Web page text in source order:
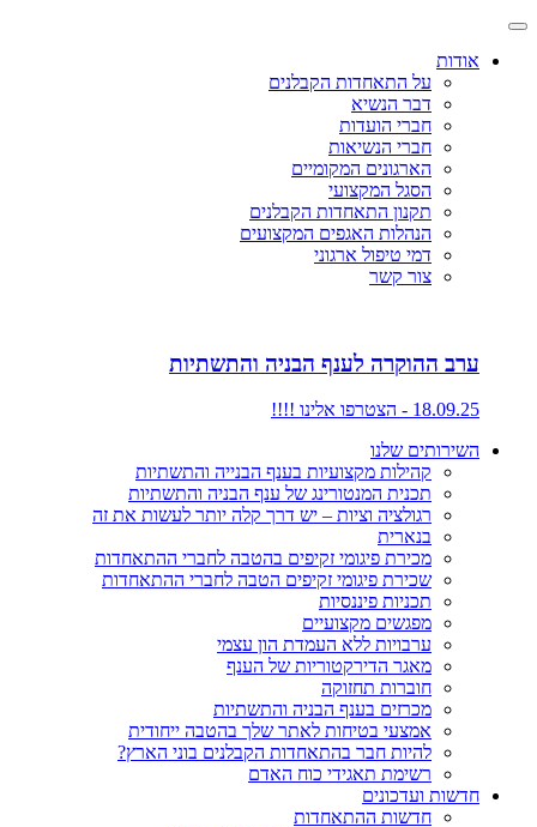
אודות
על התאחדות הקבלנים
דבר הנשיא
חברי הועדות
חברי הנשיאות
הארגונים המקומיים
הסגל המקצועי
תקנון התאחדות הקבלנים
הנהלות האגפים המקצועים
דמי טיפול ארגוני
צור קשר
ערב ההוקרה לענף הבניה והתשתיות
18.09.25 - הצטרפו אלינו !!!!
השירותים שלנו
קהילות מקצועיות בענף הבנייה והתשתיות
תכנית המנטורינג של ענף הבניה והתשתיות
רגולציה וציות – יש דרך קלה יותר לעשות את זה
בנארית
מכירת פיגומי זקיפים בהטבה לחברי ההתאחדות
שכירת פיגומי זקיפים הטבה לחברי ההתאחדות
תכניות פיננסיות
מפגשים מקצועיים
ערבויות ללא העמדת הון עצמי
מאגר הדירקטוריות של הענף
חוברות תחזוקה
מכרזים בענף הבניה והתשתיות
אמצעי בטיחות לאתר שלך בהטבה ייחודית
להיות חבר בהתאחדות הקבלנים בוני הארץ?
רשימת תאגידי כוח האדם
חדשות ועדכונים
חדשות ההתאחדות